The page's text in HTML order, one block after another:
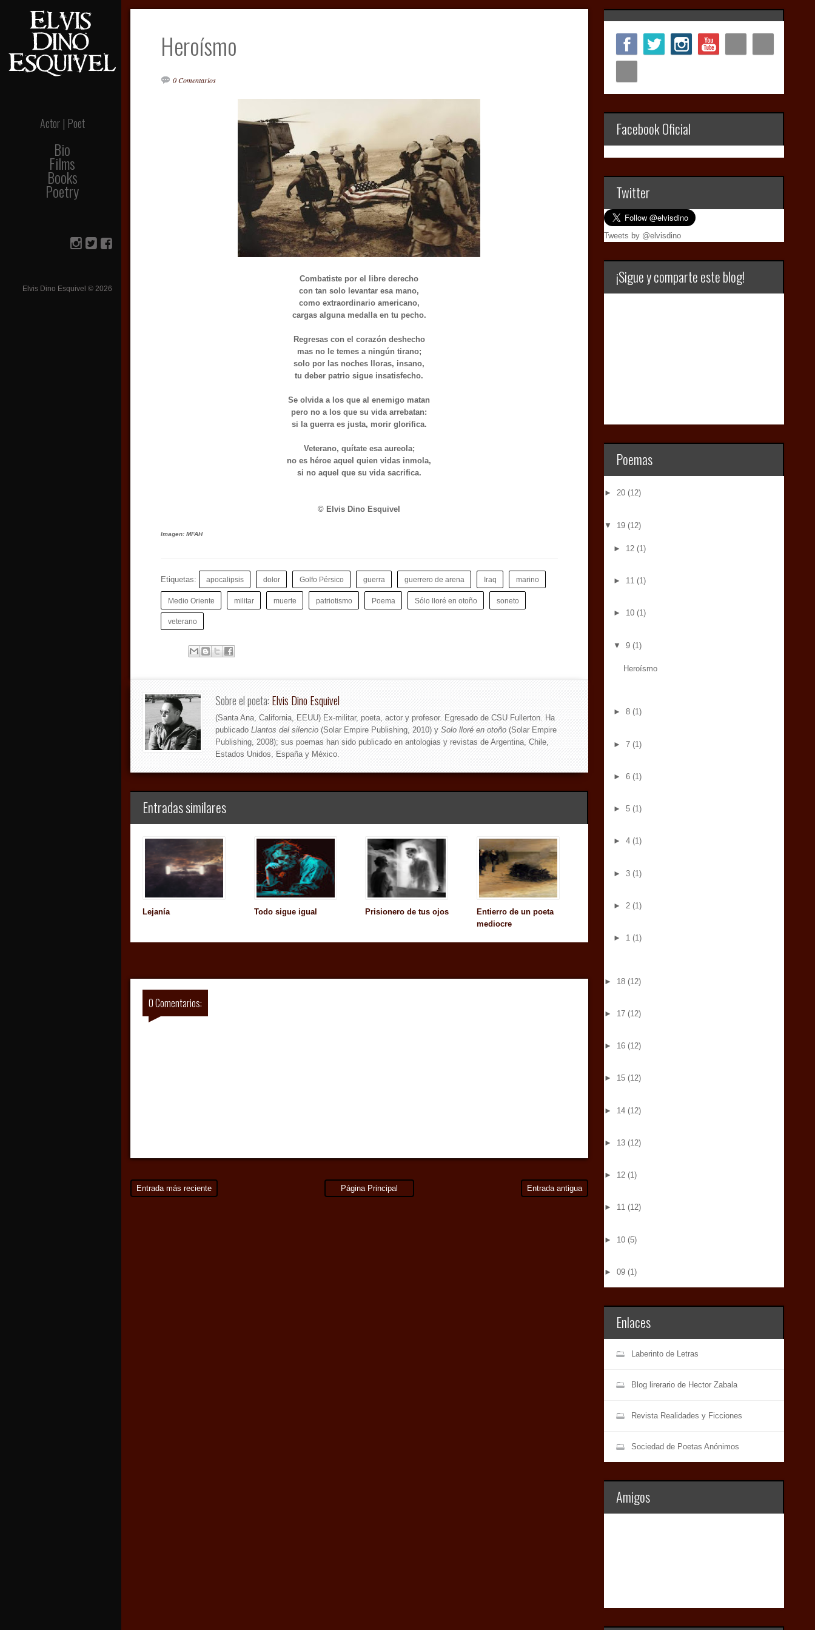
Actor | Poet
Bio
Films
Books
Poetry
Elvis Dino Esquivel © 2026
Heroísmo
0 Comentarios
Combatiste por el libre derecho
con tan solo levantar esa mano,
como extraordinario americano,
cargas alguna medalla en tu pecho.
Regresas con el corazón deshecho
mas no le temes a ningún tirano;
solo por las noches lloras, insano,
tu deber patrio sigue insatisfecho.
Se olvida a los que al enemigo matan
pero no a los que su vida arrebatan:
si la guerra es justa, morir glorifica.
Veterano, quítate esa aureola;
no es héroe aquel quien vidas inmola,
si no aquel que su vida sacrifica.
© Elvis Dino Esquivel
Imagen: MFAH
Etiquetas: apocalipsis dolor Golfo Pérsico guerra guerrero de arena Iraq marino
Medio Oriente militar muerte patriotismo Poema Sólo lloré en otoño soneto
veterano
Sobre el poeta:Elvis Dino Esquivel
(Santa Ana, California, EEUU) Ex-militar, poeta, actor y profesor. Egresado de CSU Fullerton. Ha
publicadoLlantos del silencio(Solar Empire Publishing, 2010) ySolo lloré en otoño(Solar Empire
Publishing, 2008); sus poemas han sido publicado en antologias y revistas de Argentina, Chile,
Estados Unidos, España y México.
Entradas similares
Lejanía Todo sigue igual Prisionero de tus ojos
Entierro de un poeta
mediocre
0 Comentarios:
Entrada más reciente Página Principal Entrada antigua
Facebook Oficial
Twitter
Tweets by @elvisdino
¡Sigue y comparte este blog!
Poemas
► 20 (12)
▼ 19 (12)
► 12(1)
► 11(1)
► 10(1)
▼9(1)
Heroísmo
►8(1)
►7(1)
►6(1)
►5(1)
►4(1)
►3(1)
► 2(1)
► 1(1)
► 18 (12)
► 17 (12)
► 16 (12)
► 15 (12)
► 14 (12)
► 13 (12)
► 12 (1)
► 11 (12)
► 10 (5)
► 09 (1)
Enlaces
Laberinto de Letras
Blog lirerario de Hector Zabala
Revista Realidades y Ficciones
Sociedad de Poetas Anónimos
Amigos